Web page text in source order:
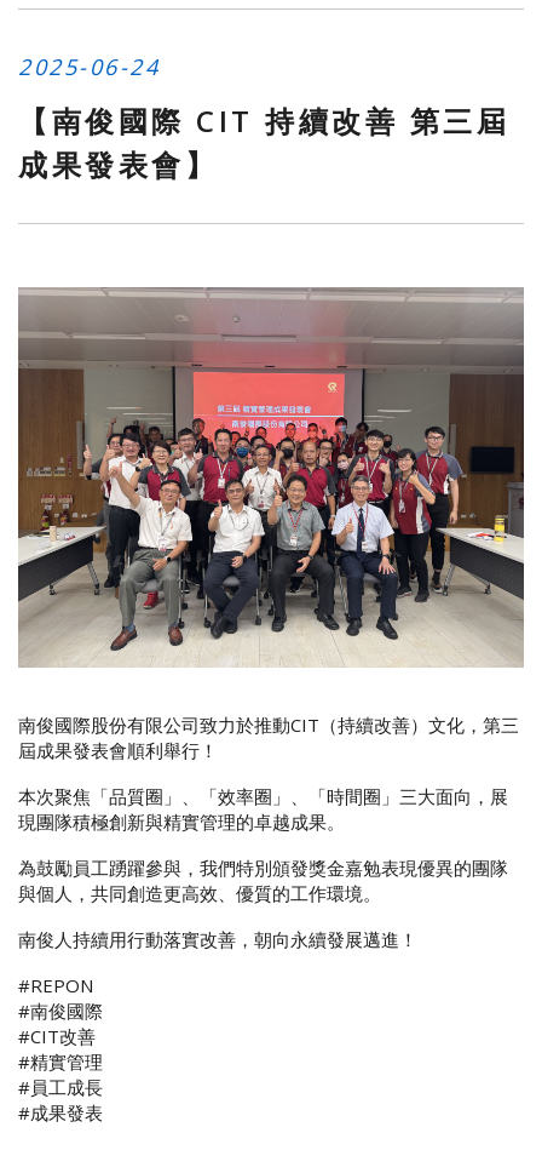
2025-06-24
【南俊國際 CIT 持續改善 第三屆
成果發表會】
南俊國際股份有限公司致力於推動CIT（持續改善）文化，第三
屆成果發表會順利舉行！
本次聚焦「品質圈」、「效率圈」、「時間圈」三大面向，展
現團隊積極創新與精實管理的卓越成果。
為鼓勵員工踴躍參與，我們特別頒發獎金嘉勉表現優異的團隊
與個人，共同創造更高效、優質的工作環境。
南俊人持續用行動落實改善，朝向永續發展邁進！
#REPON
#南俊國際
#CIT改善
#精實管理
#員工成長
#成果發表